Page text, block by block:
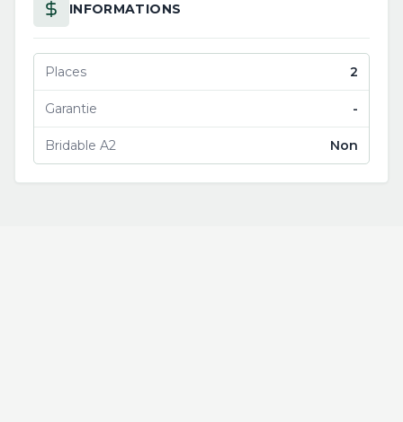
INFORMATIONS
Places 2
Garantie -
Bridable A2 Non